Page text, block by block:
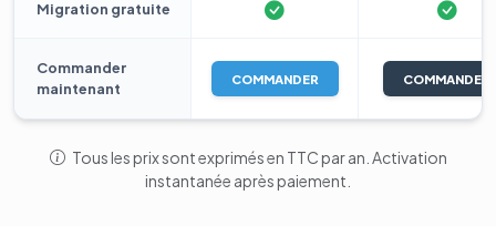
Migration gratuite
Commander
maintenant
COMMANDER COMMANDER
Tous les prix sont exprimés en TTC par an. Activation
instantanée après paiement.